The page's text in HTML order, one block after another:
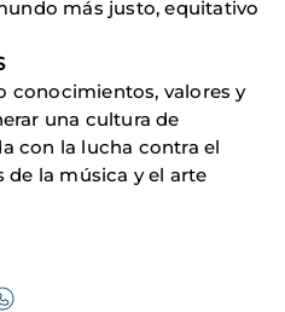
más justo, equitativo
conocimientos, valores y
una cultura de
con la lucha contra el
la música y el arte